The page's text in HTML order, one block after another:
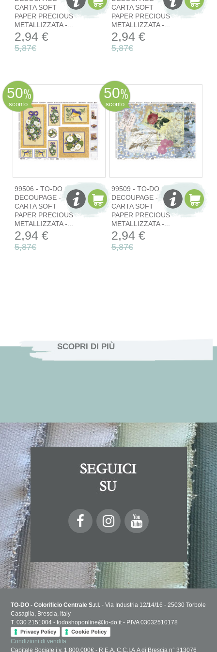
CARTA SOFT
PAPER PRECIOUS
METALLIZZATA -...
2,94 €
5,87€
CARTA SOFT
PAPER PRECIOUS
METALLIZZATA -...
2,94 €
5,87€
50
sconto
99506 - TO-DO
DECOUPAGE -
CARTA SOFT
PAPER PRECIOUS
METALLIZZATA -...
2,94 €
5,87€
50
sconto
99509 - TO-DO
DECOUPAGE -
CARTA SOFT
PAPER PRECIOUS
METALLIZZATA -...
2,94 €
5,87€
SCOPRI DI PIÙ
TO-DO - Colorificio Centrale S.r.l. - Via Industria 12/14/16 - 25030 Torbole
Casaglia, Brescia, Italy
T. 030 2151004 - todoshoponline@to-do.it - P.IVA 03032510178
Privacy Policy
Cookie Policy
Condizioni di vendita
Capitale Sociale i.v. 1.800.000€ - R.E.A. C.C.I.A.A di Brescia n° 313076